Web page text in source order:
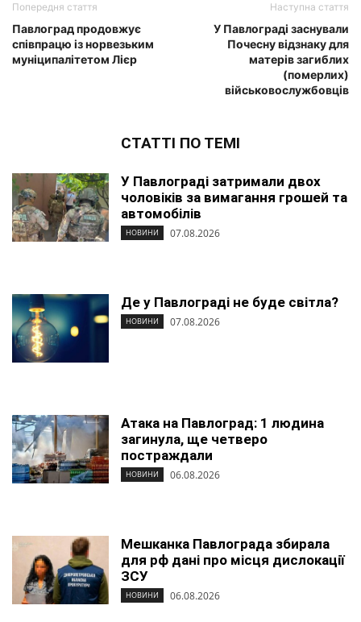
Попередня стаття
Павлоград продовжує
співпрацю із норвезьким
муніципалітетом Лієр
Наступна стаття
У Павлограді заснували
Почесну відзнаку для
матерів загиблих
(померлих)
військовослужбовців
СТАТТІ ПО ТЕМІ
У Павлограді затримали двох
чоловіків за вимагання грошей та
автомобілів
НОВИНИ 07.08.2026
Де у Павлограді не буде світла?
НОВИНИ 07.08.2026
Атака на Павлоград: 1 людина
загинула, ще четверо
постраждали
НОВИНИ 06.08.2026
Мешканка Павлограда збирала
для рф дані про місця дислокації
ЗСУ
НОВИНИ 06.08.2026